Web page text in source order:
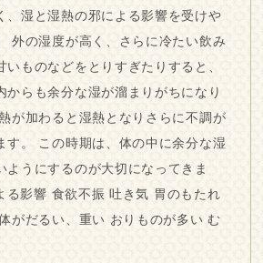
、湿と湿熱の邪による影響を受けや
外の湿度が高く、さらに冷たい飲み
いものなどをとりすぎたりすると、
からも余分な湿が溜まりがちになり
が加わると湿熱となりさらに不調が
す。 この時期は、体の中に余分な湿
ようにするのが大切になってきま
影響 食欲不振 吐き気 胃のもたれ
がだるい、重い おりものが多い む